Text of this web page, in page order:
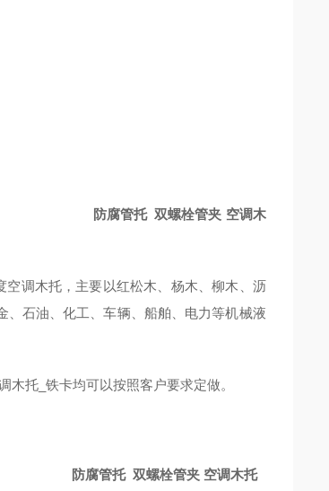
空调木
调木托，主要以红松木、杨木、柳木、沥
石油、化工、车辆、船舶、电力等机械液
托_铁卡均可以按照客户要求定做。
空调木托